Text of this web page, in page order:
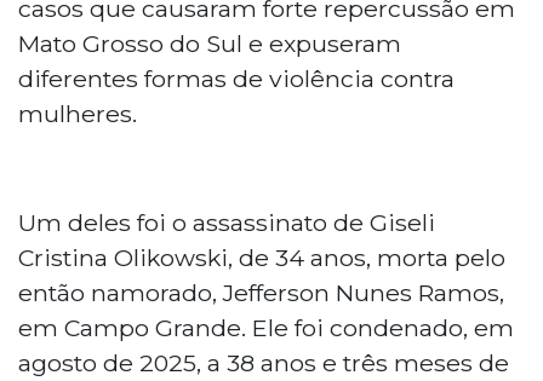
casos que causaram forte repercussão em
Mato Grosso do Sul e expuseram
diferentes formas de violência contra
mulheres.
Um deles foi o assassinato de Giseli
Cristina Olikowski, de 34 anos, morta pelo
então namorado, Jefferson Nunes Ramos,
em Campo Grande. Ele foi condenado, em
agosto de 2025, a 38 anos e três meses de